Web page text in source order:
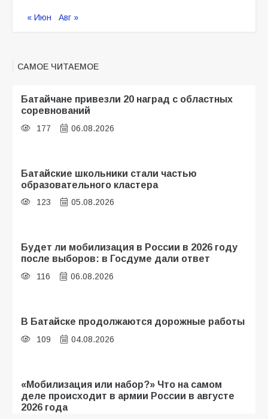
« Июн Авг »
САМОЕ ЧИТАЕМОЕ
Батайчане привезли 20 наград с областных
соревнований
177 06.08.2026
Батайские школьники стали частью
образовательного кластера
123 05.08.2026
Будет ли мобилизация в России в 2026 году
после выборов: в Госдуме дали ответ
116 06.08.2026
В Батайске продолжаются дорожные работы
109 04.08.2026
«Мобилизация или набор?» Что на самом
деле происходит в армии России в августе
2026 года